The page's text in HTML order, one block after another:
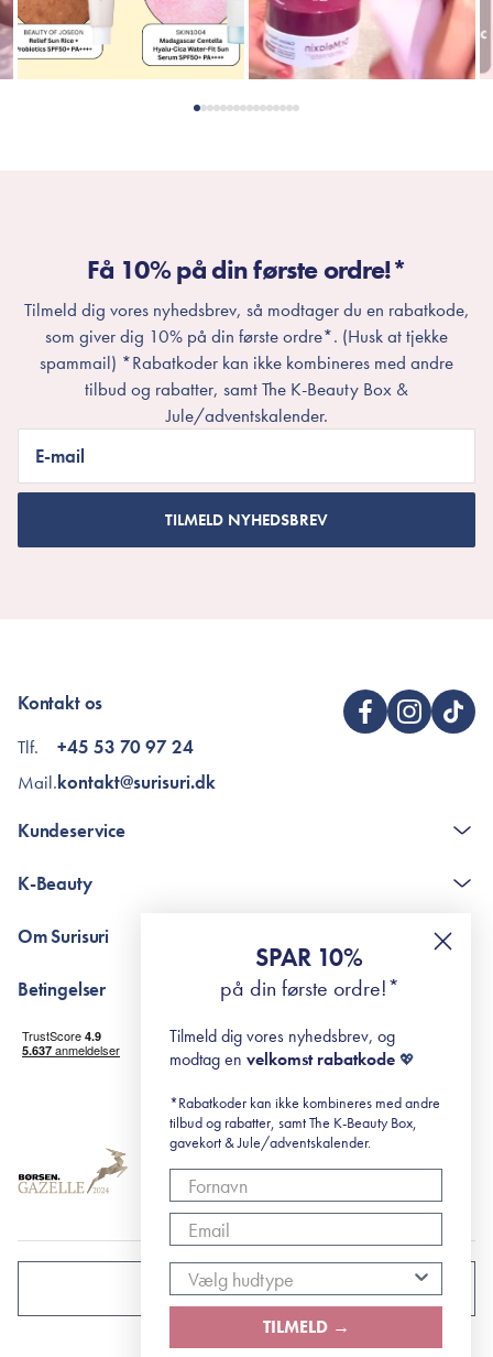
Få 10% på din første ordre!*
Tilmeld dig vores nyhedsbrev, så modtager du en rabatkode,
som giver dig 10% på din første ordre*. (Husk at tjekke
spammail) *Rabatkoder kan ikke kombineres med andre
tilbud og rabatter, samt The K-Beauty Box &
Jule/adventskalender.
E-mail
TILMELD NYHEDSBREV
Kontakt os
Tlf.
Mail.
+45 53 70 97 24
kontakt@surisuri.dk
Kundeservice
The K-Beauty Box - spørgsmål og svar
RE-ZIP
K-Beauty
Retinol for begyndere
surisuri's mini guide til rosacea
Om Surisuri
Black Friday
Betingelser
Levering og returnering
Handelsbetingelser
Abonnementsbetingelser
DANMARK
SPAR 10%
på din første ordre!*
Tilmeld dig vores nyhedsbrev, og
modtag en velkomst rabatkode 💖
*Rabatkoder kan ikke kombineres med andre
tilbud og rabatter, samt The K-Beauty Box,
gavekort & Jule/adventskalender.
TILMELD →